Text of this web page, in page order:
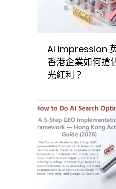
AI Impression
香港企業如何搶
光紅利？